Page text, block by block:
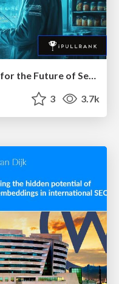
3 3.7k